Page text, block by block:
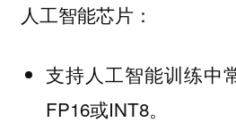
人工智能芯片：
支持人工智能训练中
FP16或INT8。